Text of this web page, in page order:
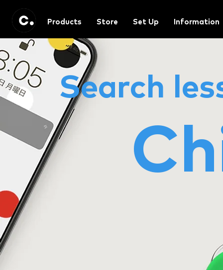
Products Store Set Up Information
Search